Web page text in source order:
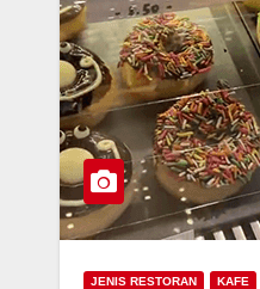
JENIS RESTORAN KAFE